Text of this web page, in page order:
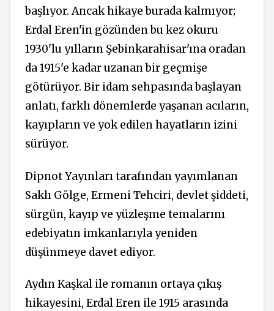
başlıyor. Ancak hikaye burada kalmıyor;
Erdal Eren'in gözünden bu kez okuru
1930'lu yılların Şebinkarahisar'ına oradan
da 1915'e kadar uzanan bir geçmişe
götürüyor. Bir idam sehpasında başlayan
anlatı, farklı dönemlerde yaşanan acıların,
kayıpların ve yok edilen hayatların izini
sürüyor.
Dipnot Yayınları tarafından yayımlanan
Saklı Gölge, Ermeni Tehciri, devlet şiddeti,
sürgün, kayıp ve yüzleşme temalarını
edebiyatın imkanlarıyla yeniden
düşünmeye davet ediyor.
Aydın Kaşkal ile romanın ortaya çıkış
hikayesini, Erdal Eren ile 1915 arasında